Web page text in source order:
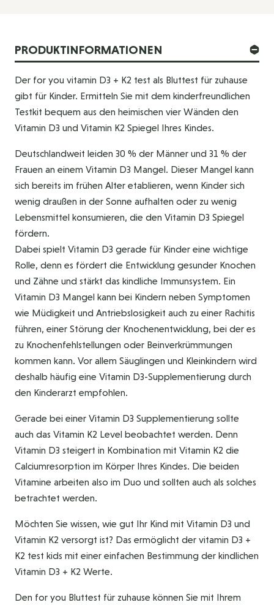
PRODUKTINFORMATIONEN
Der for you vitamin D3 + K2 test als Bluttest für zuhause
gibt für Kinder. Ermitteln Sie mit dem kinderfreundlichen
Testkit bequem aus den heimischen vier Wänden den
Vitamin D3 und Vitamin K2 Spiegel Ihres Kindes.
Deutschlandweit leiden 30 % der Männer und 31 % der
Frauen an einem Vitamin D3 Mangel. Dieser Mangel kann
sich bereits im frühen Alter etablieren, wenn Kinder sich
wenig draußen in der Sonne aufhalten oder zu wenig
Lebensmittel konsumieren, die den Vitamin D3 Spiegel
fördern.
Dabei spielt Vitamin D3 gerade für Kinder eine wichtige
Rolle, denn es fördert die Entwicklung gesunder Knochen
und Zähne und stärkt das kindliche Immunsystem. Ein
Vitamin D3 Mangel kann bei Kindern neben Symptomen
wie Müdigkeit und Antriebslosigkeit auch zu einer Rachitis
führen, einer Störung der Knochenentwicklung, bei der es
zu Knochenfehlstellungen oder Beinverkrümmungen
kommen kann. Vor allem Säuglingen und Kleinkindern wird
deshalb häufig eine Vitamin D3-Supplementierung durch
den Kinderarzt empfohlen.
Gerade bei einer Vitamin D3 Supplementierung sollte
auch das Vitamin K2 Level beobachtet werden. Denn
Vitamin D3 steigert in Kombination mit Vitamin K2 die
Calciumresorption im Körper Ihres Kindes. Die beiden
Vitamine arbeiten also im Duo und sollten auch als solches
betrachtet werden.
Möchten Sie wissen, wie gut Ihr Kind mit Vitamin D3 und
Vitamin K2 versorgt ist? Das ermöglicht der vitamin D3 +
K2 test kids mit einer einfachen Bestimmung der kindlichen
Vitamin D3 + K2 Werte.
Den for you Bluttest für zuhause können Sie mit Ihrem